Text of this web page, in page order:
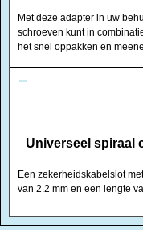
Met deze adapter in uw
schroeven kunt in
het snel oppakken en
Universeel spiraal
Een zekerheidskabelslot
van 2.2 mm en een lengte